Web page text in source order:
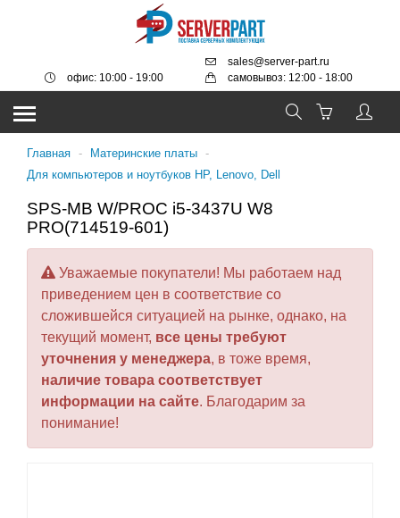
sales@server-part.ru
самовывоз: 12:00 - 18:00
офис: 10:00 - 19:00
Главная - Материнские платы -
Для компьютеров и ноутбуков HP, Lenovo, Dell
SPS-MB W/PROC i5-3437U W8
PRO(714519-601)
Уважаемые покупатели! Мы работаем над
приведением цен в соответствие со
сложившейся ситуацией на рынке, однако, на
текущий момент, все цены требуют
уточнения у менеджера, в тоже время,
наличие товара соответствует
информации на сайте. Благодарим за
понимание!